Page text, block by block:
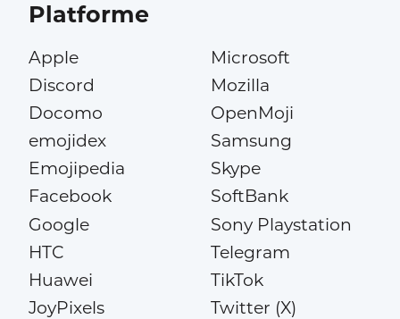
Platforme
Apple
Discord
Docomo
emojidex
Emojipedia
Facebook
Google
HTC
Huawei
JoyPixels
Microsoft
Mozilla
OpenMoji
Samsung
Skype
SoftBank
Sony Playstation
Telegram
TikTok
Twitter (X)